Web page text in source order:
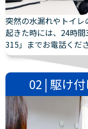
突然の水漏れやトイ
起きた時には、24時
315」までお電話くだ
02 | 駆け